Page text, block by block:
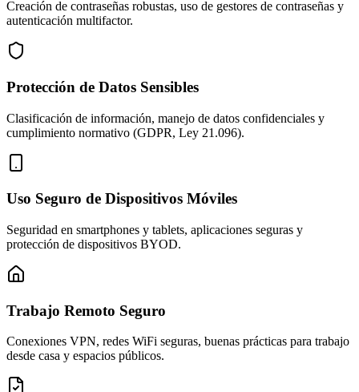
Creación de contraseñas robustas, uso de gestores de contraseñas y
autenticación multifactor.
Protección de Datos Sensibles
Clasificación de información, manejo de datos confidenciales y
cumplimiento normativo (GDPR, Ley 21.096).
Uso Seguro de Dispositivos Móviles
Seguridad en smartphones y tablets, aplicaciones seguras y
protección de dispositivos BYOD.
Trabajo Remoto Seguro
Conexiones VPN, redes WiFi seguras, buenas prácticas para trabajo
desde casa y espacios públicos.